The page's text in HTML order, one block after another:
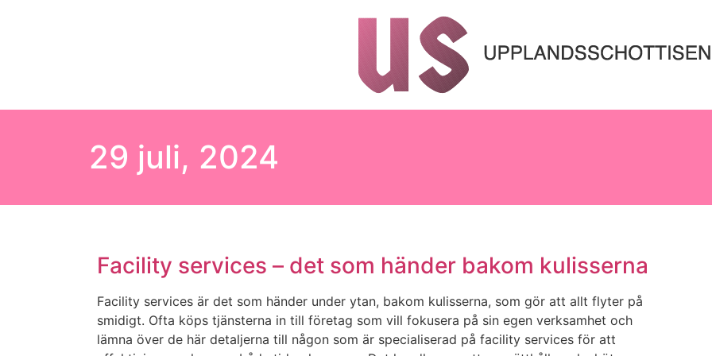
29 juli, 2024
Facility services – det som händer bakom kulisserna
Facility services är det som händer under ytan, bakom kulisserna, som gör att allt flyter på
smidigt. Ofta köps tjänsterna in till företag som vill fokusera på sin egen verksamhet och
lämna över de här detaljerna till någon som är specialiserad på facility services för att